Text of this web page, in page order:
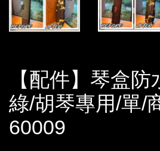
【配件】琴盒
綠/胡琴專用/單/
60009